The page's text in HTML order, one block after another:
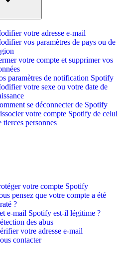
votre adresse e-mail
vos paramètres de pays ou de
votre compte et supprimer vos
paramètres de notification Spotify
votre sexe ou votre date de
se déconnecter de Spotify
votre compte Spotify de celui
tierces personnes
votre compte Spotify
pensez que votre compte a été
?
e-mail Spotify est-il légitime ?
des abus
votre adresse e-mail
contacter